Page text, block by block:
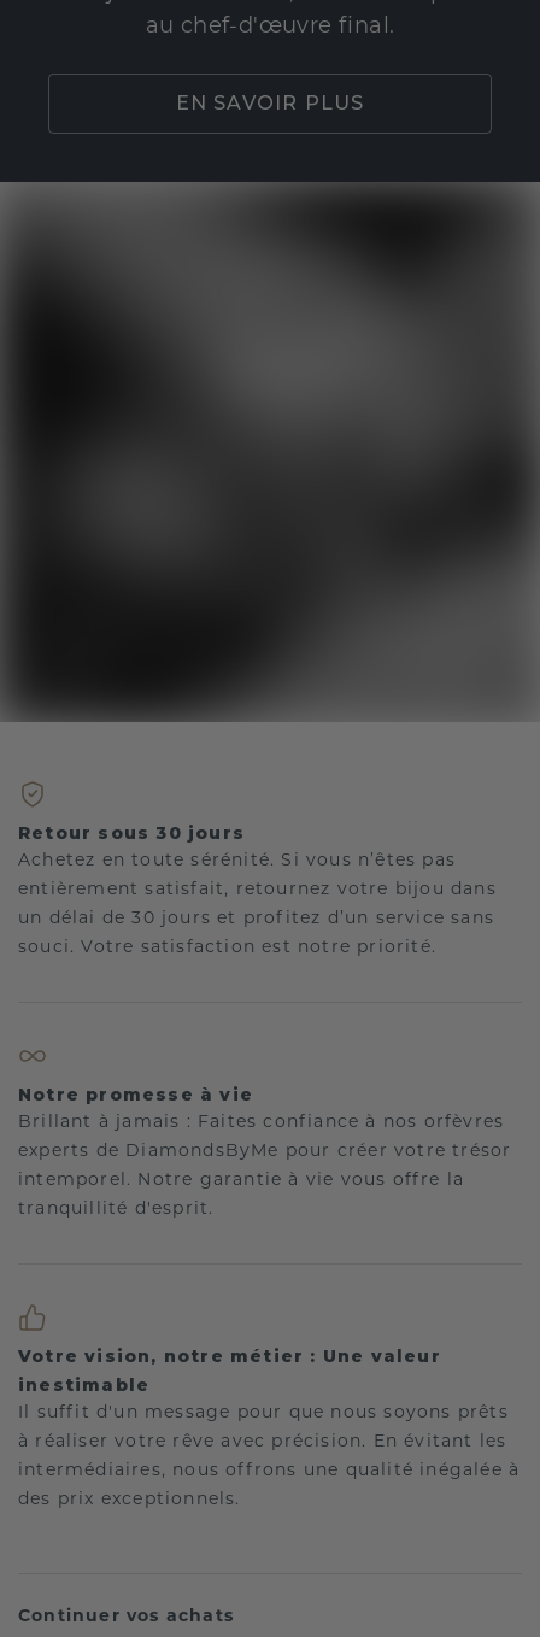
au chef-d'œuvre final.
EN SAVOIR PLUS
Retour sous 30 jours
Achetez en toute sérénité. Si vous n’êtes pas
entièrement satisfait, retournez votre bijou dans
un délai de 30 jours et profitez d’un service sans
souci. Votre satisfaction est notre priorité.
Notre promesse à vie
Brillant à jamais : Faites confiance à nos orfèvres
experts de DiamondsByMe pour créer votre trésor
intemporel. Notre garantie à vie vous offre la
tranquillité d'esprit.
Votre vision, notre métier : Une valeur
inestimable
Il suffit d'un message pour que nous soyons prêts
à réaliser votre rêve avec précision. En évitant les
intermédiaires, nous offrons une qualité inégalée à
des prix exceptionnels.
Continuer vos achats